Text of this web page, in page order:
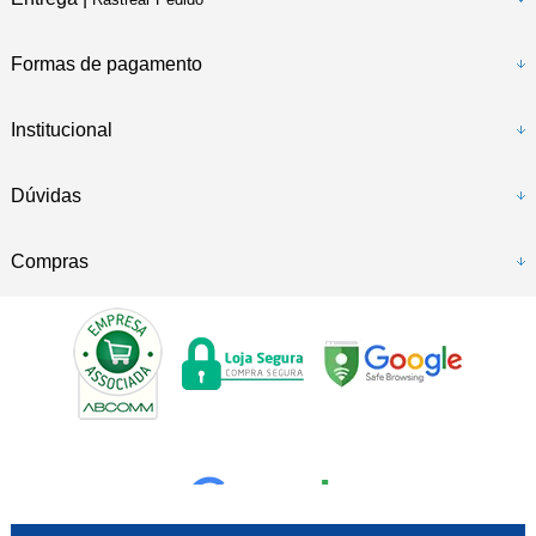
Formas de pagamento
Institucional
Dúvidas
Compras